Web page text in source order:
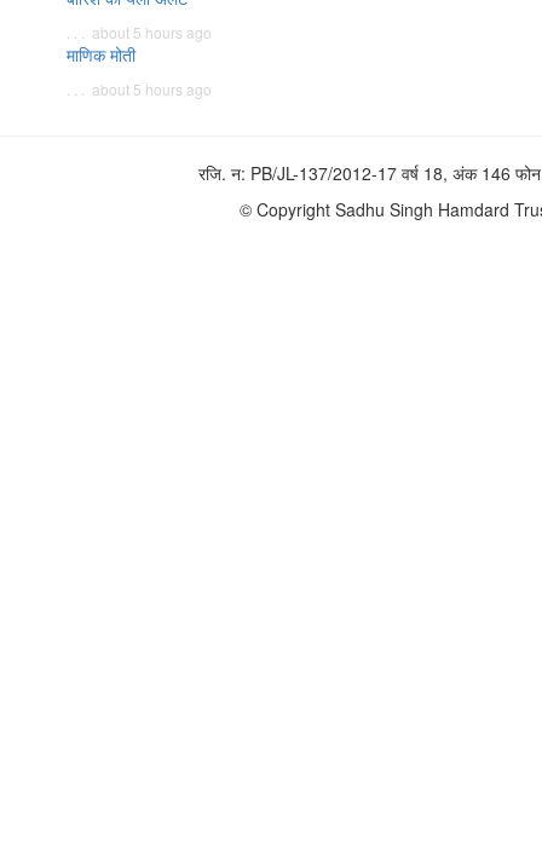
. . . about 5 hours ago
माणिक मोती
. . . about 5 hours ago
रजि. न: PB/JL-137/2012-17 वर्ष 18, अंक 146
© Copyright Sadhu Singh Hamdard